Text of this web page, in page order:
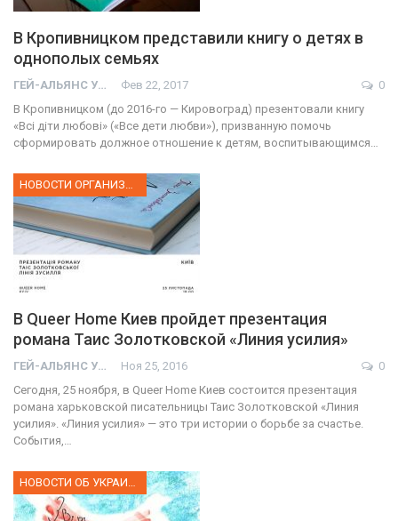
В Кропивницком представили книгу о детях в
однополых семьях
ГЕЙ-АЛЬЯНС УКРАИНА Фев 22, 2017
0
В Кропивницком (до 2016-го — Кировоград) презентовали книгу
«Всі діти любові» («Все дети любви»), призванную помочь
сформировать должное отношение к детям, воспитывающимся…
НОВОСТИ ОРГАНИЗАЦИИ
В Queer Home Киев пройдет презентация
романа Таис Золотковской «Линия усилия»
ГЕЙ-АЛЬЯНС УКРАИНА Ноя 25, 2016
0
Сегодня, 25 ноября, в Queer Home Киев состоится презентация
романа харьковской писательницы Таис Золотковской «Линия
усилия». «Линия усилия» — это три истории о борьбе за счастье.
События,…
НОВОСТИ ОБ УКРАИНЕ